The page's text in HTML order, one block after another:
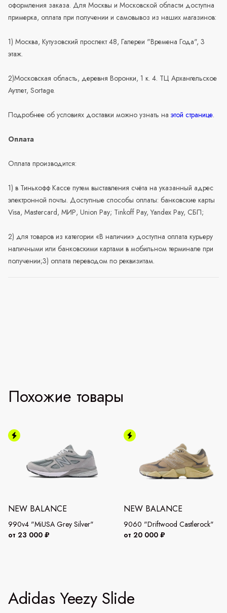
оформления заказа. Для Москвы и Московской области доступна
примерка, оплата при получении и самовывоз из наших магазинов:
1) Москва, Кутузовский проспект 48, Галереи "Времена Года", 3
этаж.
2)Московская область, деревня Воронки, 1 к. 4. ТЦ Архангельское
Аутлет, Sortage.
Подробнее об условиях доставки можно узнать на этой странице.
Оплата
Оплата производится:
1) в Тинькофф Кассе путем выставления счёта на указанный адрес
электронной почты. Доступные способы оплаты: банковские карты
Visa, Mastercard, МИР, Union Pay; Tinkoff Pay, Yandex Pay, СБП;
2) для товаров из категории «В наличии» доступна оплата курьеру
наличными или банковскими картами в мобильном терминале при
получении;3) оплата переводом по реквизитам.
Похожие товары
NEW BALANCE
990v4 "MiUSA Grey Silver"
от 23 000 ₽
NEW BALANCE
9060 "Driftwood Castlerock"
от 20 000 ₽
Adidas Yeezy Slide